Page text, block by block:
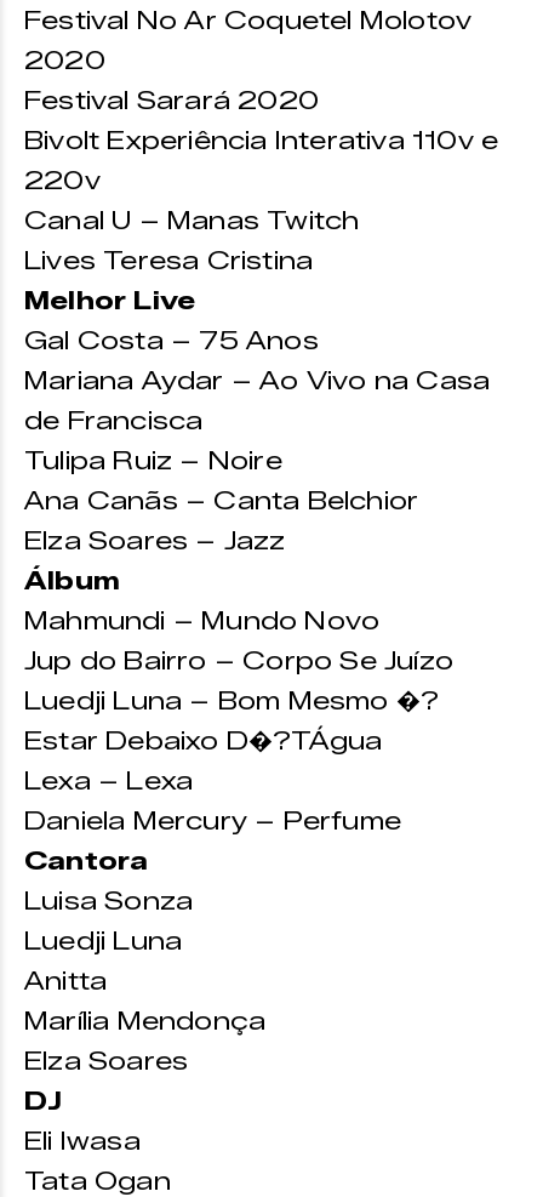
Festival No Ar Coquetel Molotov
2020
Festival Sarará 2020
Bivolt Experiência Interativa 110v e
220v
Canal U – Manas Twitch
Lives Teresa Cristina
Melhor Live
Gal Costa – 75 Anos
Mariana Aydar – Ao Vivo na Casa
de Francisca
Tulipa Ruiz – Noire
Ana Canãs – Canta Belchior
Elza Soares – Jazz
Álbum
Mahmundi – Mundo Novo
Jup do Bairro – Corpo Se Juízo
Luedji Luna – Bom Mesmo �?
Estar Debaixo D�?TÁgua
Lexa – Lexa
Daniela Mercury – Perfume
Cantora
Luisa Sonza
Luedji Luna
Anitta
Marília Mendonça
Elza Soares
DJ
Eli Iwasa
Tata Ogan